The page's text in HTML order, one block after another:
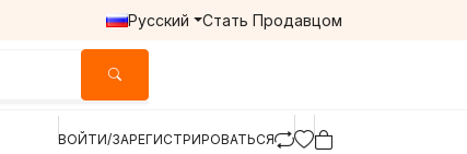
Русский Стать Продавцом
ВОЙТИ/ЗАРЕГИСТРИРОВАТЬСЯ